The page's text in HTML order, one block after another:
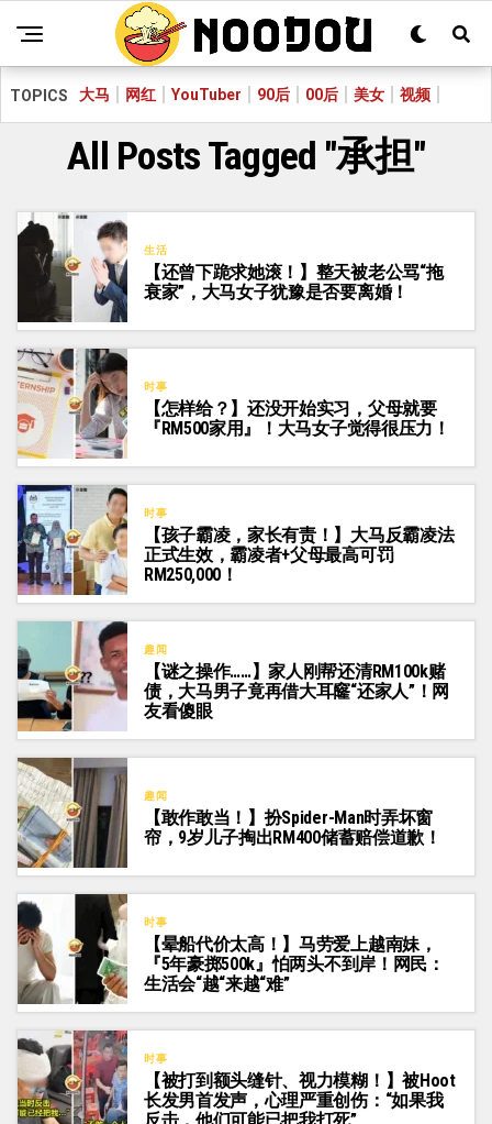
TOPICS 大马 网红 YouTuber 90后 00后 美女 视频
All Posts Tagged "承担"
生活
【还曾下跪求她滚！】整天被老公骂“拖
衰家”，大马女子犹豫是否要离婚！
时事
【怎样给？】还没开始实习，父母就要
『RM500家用』！大马女子觉得很压力！
时事
【孩子霸凌，家长有责！】大马反霸凌法
正式生效，霸凌者+父母最高可罚
RM250,000！
趣闻
【谜之操作……】家人刚帮还清RM100k赌
债，大马男子竟再借大耳窿“还家人”！网
友看傻眼
趣闻
【敢作敢当！】扮Spider-Man时弄坏窗
帘，9岁儿子掏出RM400储蓄赔偿道歉！
时事
【晕船代价太高！】马劳爱上越南妹，
『5年豪掷500k』怕两头不到岸！网民：
生活会“越“来越“难”
时事
【被打到额头缝针、视力模糊！】被Hoot
长发男首发声，心理严重创伤：“如果我